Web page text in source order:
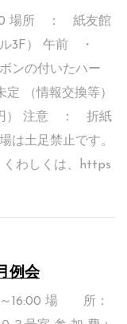
場所 ： 紙友館
ル3F） 午前 ・
の付いたハー
（情報交換等）
） 注意 ： 折紙
は土足禁止です。
くわしくは、https
例会
～16:00 場 所：